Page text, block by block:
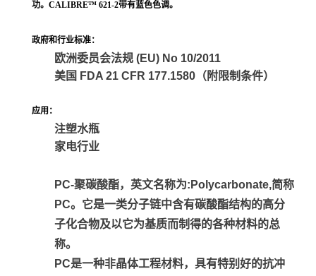
功。CALIBRE™ 621-2带有蓝色色调。
政府和行业标准：
欧洲委员会法规 (EU) No 10/2011
美国 FDA 21 CFR 177.1580（附限制条件）
应用：
注塑水瓶
家电行业
PC-聚碳酸酯，英文名称为:Polycarbonate,简称
PC。它是一类分子链中含有碳酸酯结构的高分
子化合物及以它为基质而制得的各种材料的总
称。
PC是一种非晶体工程材料，具有特别好的抗冲